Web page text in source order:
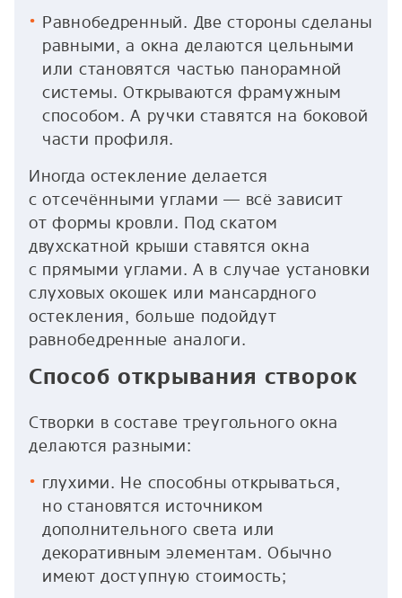
Равнобедренный. Две стороны сделаны
равными, а окна делаются цельными
или становятся частью панорамной
системы. Открываются фрамужным
способом. А ручки ставятся на боковой
части профиля.
Иногда остекление делается
с отсечёнными углами — всё зависит
от формы кровли. Под скатом
двухскатной крыши ставятся окна
с прямыми углами. А в случае установки
слуховых окошек или мансардного
остекления, больше подойдут
равнобедренные аналоги.
Способ открывания створок
Створки в составе треугольного окна
делаются разными:
глухими. Не способны открываться,
но становятся источником
дополнительного света или
декоративным элементам. Обычно
имеют доступную стоимость;